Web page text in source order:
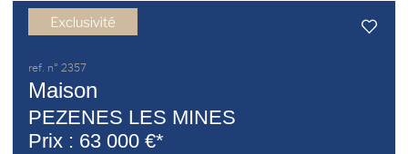
ref. n° 2357
Maison
PEZENES LES MINES
Prix : 63 000 €*